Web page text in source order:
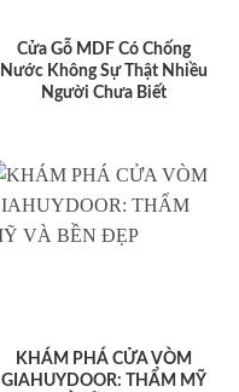
Cửa Gỗ MDF Có Chống
Nước Không Sự Thật Nhiều
Người Chưa Biết
KHÁM PHÁ CỬA VÒM
GIAHUYDOOR: THẨM MỸ